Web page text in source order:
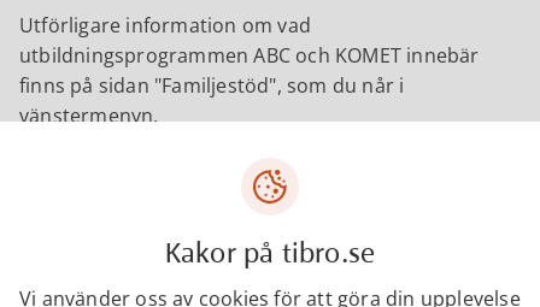
Utförligare information om vad
utbildningsprogrammen ABC och KOMET innebär
finns på sidan "Familjestöd", som du når i
vänstermenyn.
Vi samarbetar med olika verksamheter som:
Närhälsans mödravård och barnhälsovård
Kakor på tibro.se
Vi använder oss av cookies för att göra din upplevelse